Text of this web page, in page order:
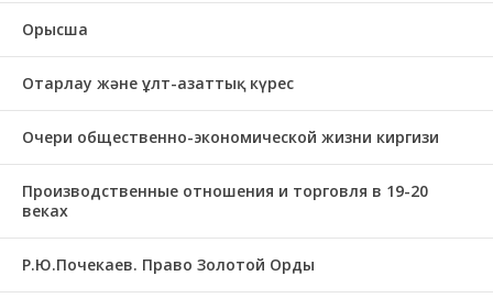
Орысша
Отарлау және ұлт-азаттық күрес
Очери общественно-экономической жизни киргизи
Производственные отношения и торговля в 19-20
веках
Р.Ю.Почекаев. Право Золотой Орды